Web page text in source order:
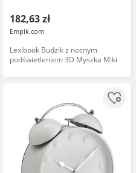
182,63 zł
Empik.com
Lexibook Budzik z nocnym
podświetleniem 3D Myszka Miki